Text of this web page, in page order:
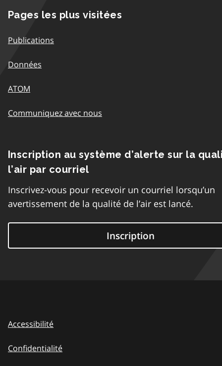
Pages les plus visitées
Publications
Données
ATOM
Communiquez avec nous
Inscription au système d’alerte sur la
l’air par courriel
Inscrivez-vous pour recevoir un courriel lorsqu’un
avertissement de la qualité de l’air est lancé.
Inscription
Accessibilité
Confidentialité